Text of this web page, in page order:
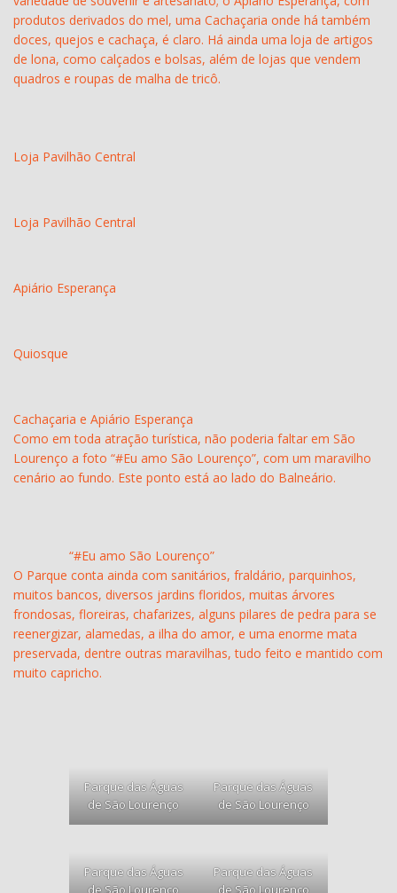
produtos derivados do mel, uma Cachaçaria onde há também
doces, quejos e cachaça, é claro. Há ainda uma loja de artigos
de lona, como calçados e bolsas, além de lojas que vendem
quadros e roupas de malha de tricô.
Loja Pavilhão Central
Loja Pavilhão Central
Apiário Esperança
Quiosque
Cachaçaria e Apiário Esperança
Como em toda atração turística, não poderia faltar em São
Lourenço a foto “#Eu amo São Lourenço”, com um maravilho
cenário ao fundo. Este ponto está ao lado do Balneário.
“#Eu amo São Lourenço”
O Parque conta ainda com sanitários, fraldário, parquinhos,
muitos bancos, diversos jardins floridos, muitas árvores
frondosas, floreiras, chafarizes, alguns pilares de pedra para se
reenergizar, alamedas, a ilha do amor, e uma enorme mata
preservada, dentre outras maravilhas, tudo feito e mantido com
muito capricho.
Parque das Águas
de São Lourenço
Parque das Águas
de São Lourenço
Parque das Águas
de São Lourenço
Parque das Águas
de São Lourenço